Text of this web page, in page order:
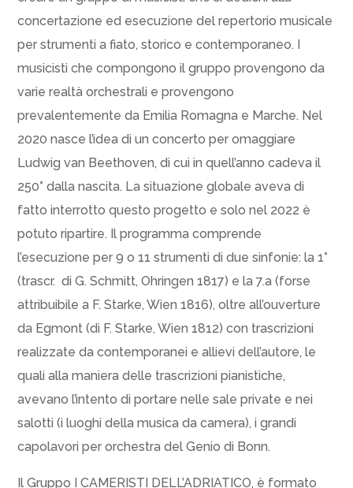
concertazione ed esecuzione del repertorio musicale
per strumenti a fiato, storico e contemporaneo. I
musicisti che compongono il gruppo provengono da
varie realtà orchestrali e provengono
prevalentemente da Emilia Romagna e Marche. Nel
2020 nasce l’idea di un concerto per omaggiare
Ludwig van Beethoven, di cui in quell’anno cadeva il
250° dalla nascita. La situazione globale aveva di
fatto interrotto questo progetto e solo nel 2022 è
potuto ripartire. Il programma comprende
l’esecuzione per 9 o 11 strumenti di due sinfonie: la 1°
(trascr. di G. Schmitt, Ohringen 1817) e la 7.a (forse
attribuibile a F. Starke, Wien 1816), oltre all’ouverture
da Egmont (di F. Starke, Wien 1812) con trascrizioni
realizzate da contemporanei e allievi dell’autore, le
quali alla maniera delle trascrizioni pianistiche,
avevano l’intento di portare nelle sale private e nei
salotti (i luoghi della musica da camera), i grandi
capolavori per orchestra del Genio di Bonn.
Il Gruppo I CAMERISTI DELL’ADRIATICO, è formato